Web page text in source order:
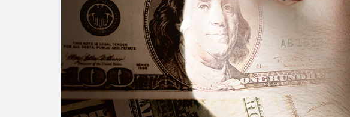
Decisiones
04
Las Reglas De Oro
Para Una Vida
Financiera
Saludable
Susan Martinez
07
30
¿Cómo
Mente Para
Más Que Una
Susan Martinez